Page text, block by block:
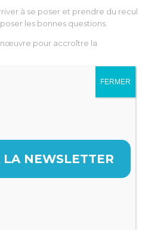
à se poser et prendre du recul
les bonnes questions.
pour accroître la
mode d’exercice ?
?
faire…
NEWSLETTER
FERMER